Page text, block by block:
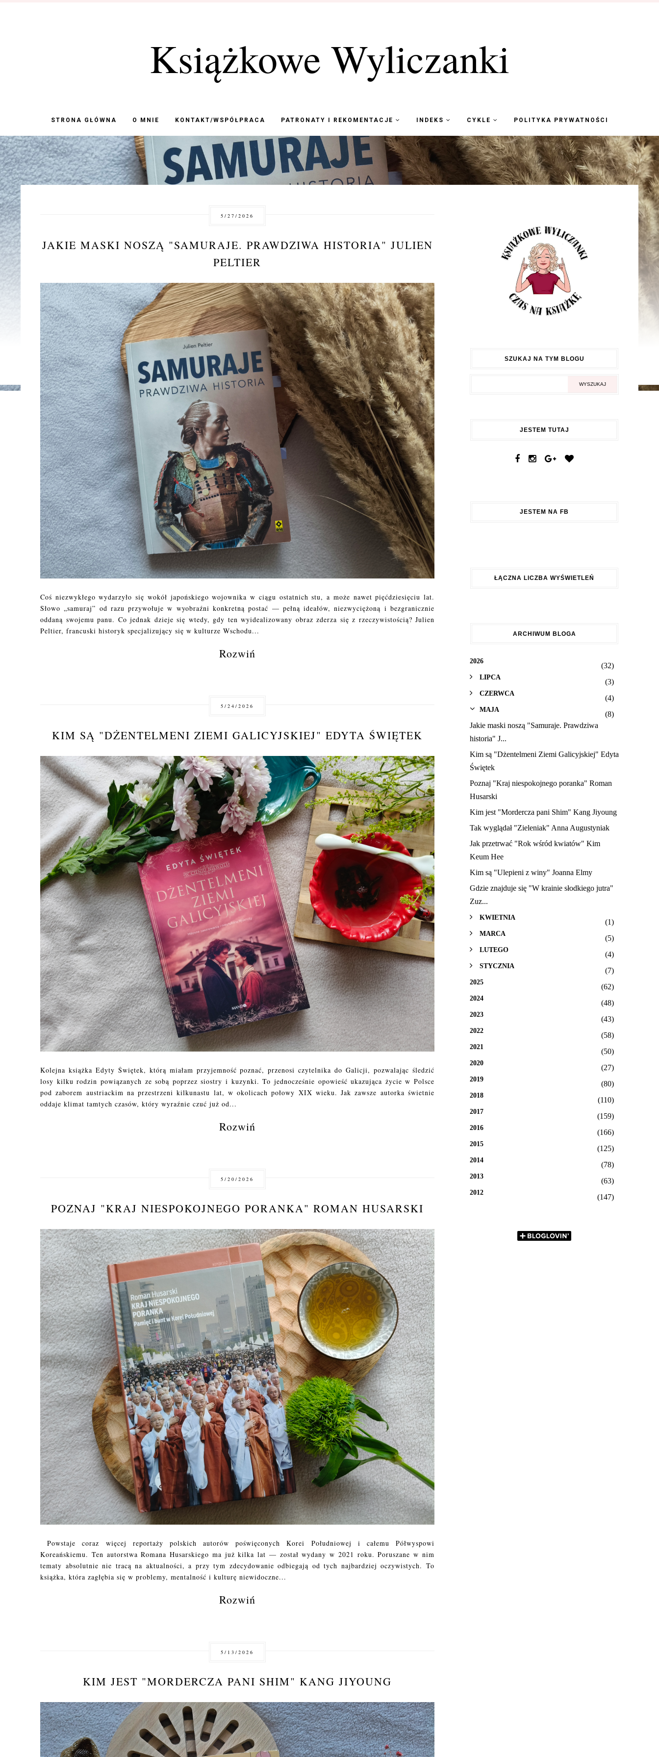
Książkowe Wyliczanki
STRONA GŁÓWNA O MNIE KONTAKT/WSPÓŁPRACA PATRONATY I REKOMENTACJE INDEKS CYKLE POLITYKA PRYWATNOŚCI
5/27/2026
JAKIE MASKI NOSZĄ "SAMURAJE. PRAWDZIWA HISTORIA" JULIEN
PELTIER
Coś niezwykłego wydarzyło się wokół japońskiego wojownika w ciągu ostatnich stu, a może nawet pięćdziesięciu lat.
Słowo „samuraj” od razu przywołuje w wyobraźni konkretną postać — pełną ideałów, niezwyciężoną i bezgranicznie
oddaną swojemu panu. Co jednak dzieje się wtedy, gdy ten wyidealizowany obraz zderza się z rzeczywistością? Julien
Peltier, francuski historyk specjalizujący się w kulturze Wschodu...
Rozwiń
5/24/2026
KIM SĄ "DŻENTELMENI ZIEMI GALICYJSKIEJ" EDYTA ŚWIĘTEK
Kolejna książka Edyty Świętek, którą miałam przyjemność poznać, przenosi czytelnika do Galicji, pozwalając śledzić
losy kilku rodzin powiązanych ze sobą poprzez siostry i kuzynki. To jednocześnie opowieść ukazująca życie w Polsce
pod zaborem austriackim na przestrzeni kilkunastu lat, w okolicach połowy XIX wieku. Jak zawsze autorka świetnie
oddaje klimat tamtych czasów, który wyraźnie czuć już od...
Rozwiń
5/20/2026
POZNAJ "KRAJ NIESPOKOJNEGO PORANKA" ROMAN HUSARSKI
Powstaje coraz więcej reportaży polskich autorów poświęconych Korei Południowej i całemu Półwyspowi
Koreańskiemu. Ten autorstwa Romana Husarskiego ma już kilka lat — został wydany w 2021 roku. Poruszane w nim
tematy absolutnie nie tracą na aktualności, a przy tym zdecydowanie odbiegają od tych najbardziej oczywistych. To
książka, która zagłębia się w problemy, mentalność i kulturę niewidoczne...
Rozwiń
5/13/2026
KIM JEST "MORDERCZA PANI SHIM" KANG JIYOUNG
SZUKAJ NA TYM BLOGU
JESTEM TUTAJ
JESTEM NA FB
ŁĄCZNA LICZBA WYŚWIETLEŃ
ARCHIWUM BLOGA
2026
(32)
LIPCA
(3)
CZERWCA
(4)
MAJA
(8)
Jakie maski noszą "Samuraje. Prawdziwa
historia" J...
Kim są "Dżentelmeni Ziemi Galicyjskiej" Edyta
Świętek
Poznaj "Kraj niespokojnego poranka" Roman
Husarski
Kim jest "Mordercza pani Shim" Kang Jiyoung
Tak wyglądał "Zieleniak" Anna Augustyniak
Jak przetrwać "Rok wśród kwiatów" Kim
Keum Hee
Kim są "Ulepieni z winy" Joanna Elmy
Gdzie znajduje się "W krainie słodkiego jutra"
Zuz...
KWIETNIA
(1)
MARCA
(5)
LUTEGO
(4)
STYCZNIA
(7)
2025
(62)
2024
(48)
2023
(43)
2022
(58)
2021
(50)
2020
(27)
2019
(80)
2018
(110)
2017
(159)
2016
(166)
2015
(125)
2014
(78)
2013
(63)
2012
(147)